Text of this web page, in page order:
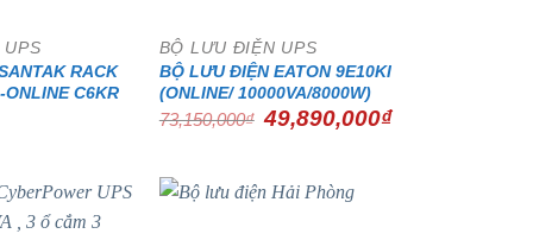
RACK
ONLINE C6KR
BỘ LƯU ĐIỆN UPS
BỘ LƯU ĐIỆN EATON 9E10KI
(ONLINE/ 10000VA/8000W)
73,150,000₫ Giá
gốc
49,890,000₫Giá